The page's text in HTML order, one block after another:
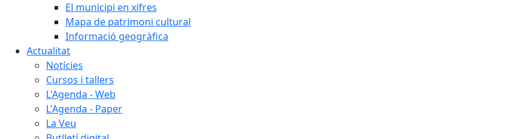
El municipi en xifres
Mapa de patrimoni cultural
Informació geogràfica
Actualitat
Notícies
Cursos i tallers
L'Agenda - Web
L'Agenda - Paper
La Veu